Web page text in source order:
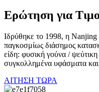
Ερώτηση για
Ιδρύθηκε το 1998, η Nanjing
παγκοσμίως διάσημος
είδη: φυσική γούνα /
συγκολλημένα υφάσματα και
ΑΙΤΗΣΗ ΤΩΡΑ